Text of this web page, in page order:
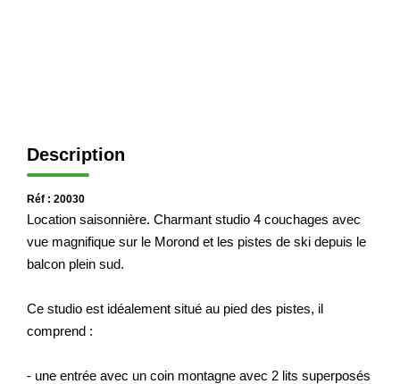
Nos Partenaires
Nos Actualités
CONTACT
Description
Réf : 20030
Location saisonnière. Charmant studio 4 couchages avec
vue magnifique sur le Morond et les pistes de ski depuis le
balcon plein sud.
Ce studio est idéalement situé au pied des pistes, il
comprend :
- une entrée avec un coin montagne avec 2 lits superposés